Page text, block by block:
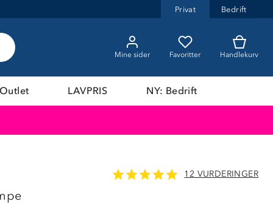
Privat Bedrift
Mine sider Favoritter Handlekurv
LAVPRIS NY: Bedrift
12 VURDERINGER